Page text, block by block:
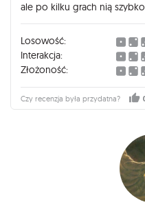
ale po kilku grach nią
Losowość:
Interakcja:
Złożoność:
Czy recenzja była przydatna?